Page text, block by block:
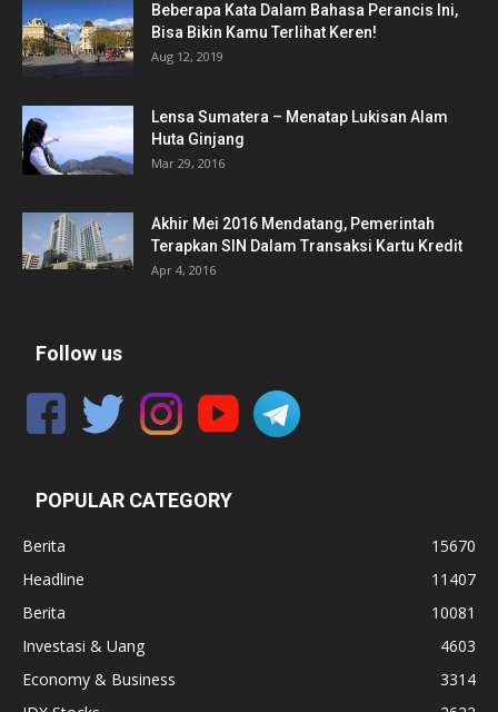
Beberapa Kata Dalam Bahasa Perancis Ini,
Bisa Bikin Kamu Terlihat Keren!
Aug 12, 2019
Lensa Sumatera – Menatap Lukisan Alam
Huta Ginjang
Mar 29, 2016
Akhir Mei 2016 Mendatang, Pemerintah
Terapkan SIN Dalam Transaksi Kartu Kredit
Apr 4, 2016
Follow us
POPULAR CATEGORY
Berita
15670
Headline
11407
Berita
10081
Investasi & Uang
4603
Economy & Business
3314